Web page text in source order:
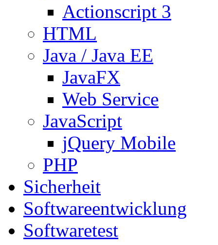
Actionscript 3
HTML
Java / Java EE
JavaFX
Web Service
JavaScript
jQuery Mobile
PHP
Sicherheit
Softwareentwicklung
Softwaretest